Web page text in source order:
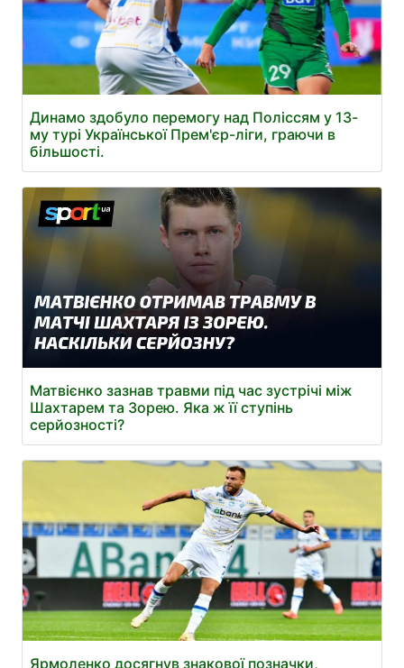
Динамо здобуло перемогу над Поліссям у 13-
му турі Української Прем'єр-ліги, граючи в
більшості.
Матвієнко зазнав травми під час зустрічі між
Шахтарем та Зорею. Яка ж її ступінь
серйозності?
Ярмоленко досягнув знакової позначки,